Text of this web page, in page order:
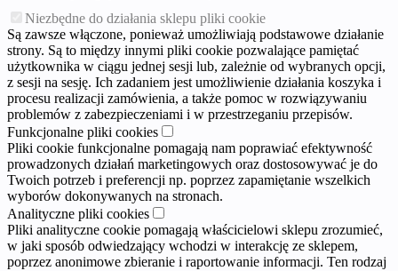
Niezbędne do działania sklepu pliki cookie
Są zawsze włączone, ponieważ umożliwiają podstawowe działanie
strony. Są to między innymi pliki cookie pozwalające pamiętać
użytkownika w ciągu jednej sesji lub, zależnie od wybranych opcji,
z sesji na sesję. Ich zadaniem jest umożliwienie działania koszyka i
procesu realizacji zamówienia, a także pomoc w rozwiązywaniu
problemów z zabezpieczeniami i w przestrzeganiu przepisów.
Funkcjonalne pliki cookies
Pliki cookie funkcjonalne pomagają nam poprawiać efektywność
prowadzonych działań marketingowych oraz dostosowywać je do
Twoich potrzeb i preferencji np. poprzez zapamiętanie wszelkich
wyborów dokonywanych na stronach.
Analityczne pliki cookies
Pliki analityczne cookie pomagają właścicielowi sklepu zrozumieć,
w jaki sposób odwiedzający wchodzi w interakcję ze sklepem,
poprzez anonimowe zbieranie i raportowanie informacji. Ten rodzaj